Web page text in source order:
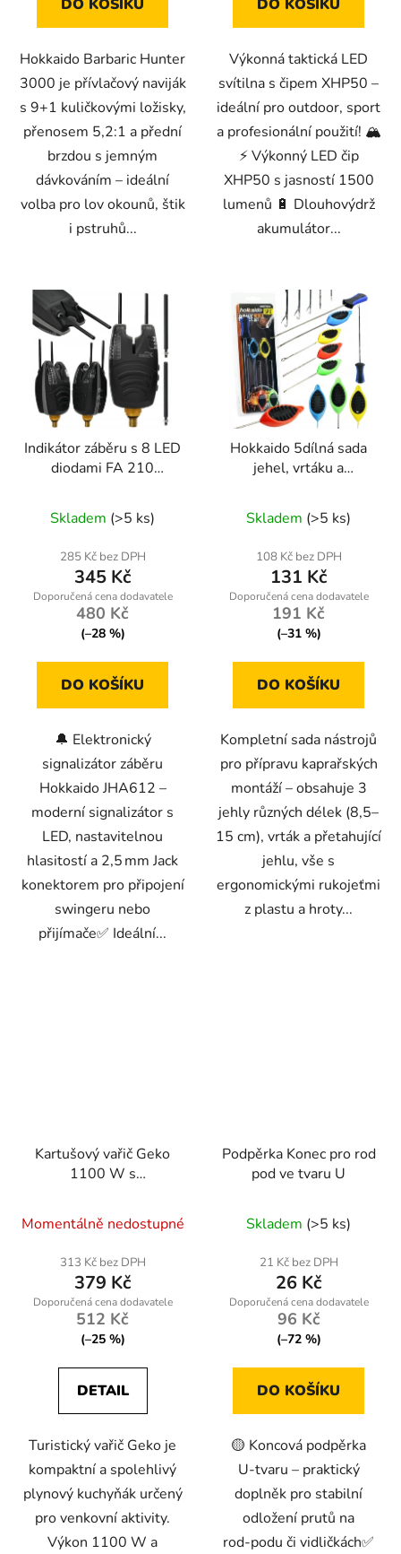
DO KOŠÍKU
Hokkaido Barbaric Hunter
3000 je přívlačový naviják
s 9+1 kuličkovými ložisky,
přenosem 5,2:1 a přední
brzdou s jemným
dávkováním – ideální
volba pro lov okounů, štik
i pstruhů...
DO KOŠÍKU
Výkonná taktická LED
svítilna s čipem XHP50 –
ideální pro outdoor, sport
a profesionální použití! 🏔️
⚡ Výkonný LED čip
XHP50 s jasností 1500
lumenů 🔋 Dlouhovýdrž
akumulátor...
Indikátor záběru s 8 LED
diodami FA 210
FISING
hodnocení
produktu
je
4,1
z
hvězdiček.
Skladem (>5 ks)
285 Kč bez DPH
345 Kč
480 Kč
(–28 %)
DO KOŠÍKU
🔔 Elektronický
signalizátor záběru
Hokkaido JHA612 –
moderní signalizátor s
LED, nastavitelnou
hlasitostí a 2,5 mm Jack
konektorem pro připojení
swingeru nebo
přijímače✅ Ideální...
Hokkaido 5dílná sada
jehel, vrtáku a
hodnocení
produktu
je
5,0
z
hvězdiček.
Skladem (>5 ks)
108 Kč bez DPH
131 Kč
191 Kč
(–31 %)
DO KOŠÍKU
Kompletní sada nástrojů
pro přípravu kaprařských
montáží – obsahuje 3
jehly různých délek (8,5–
15 cm), vrták a přetahující
jehlu, vše s
ergonomickými rukojeťmi
z plastu a hroty...
Kartušový vařič Geko
1100 W s
Momentálně nedostupné
313 Kč bez DPH
379 Kč
512 Kč
(–25 %)
DETAIL
Turistický vařič Geko je
kompaktní a spolehlivý
plynový kuchyňák určený
pro venkovní aktivity.
Výkon 1100 W a
Podpěrka Konec pro rod
pod ve tvaru U
Skladem (>5 ks)
21 Kč bez DPH
26 Kč
96 Kč
(–72 %)
DO KOŠÍKU
🟡 Koncová podpěrka
U‑tvaru – praktický
doplněk pro stabilní
odložení prutů na
rod‑podu či vidličkách✅